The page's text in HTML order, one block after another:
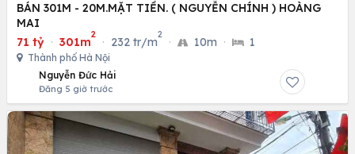
BÁN 301M - 20M.MẶT TIỀN. ( NGUYỄN CHÍNH ) HOÀNG
MAI
71 tỷ · 301m
2
· 232 tr/m
2
· 10m · 1
Thành phố Hà Nội
Nguyễn Đức Hải
Đăng 5 giờ trước